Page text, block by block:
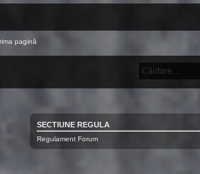
SECTIUNE REGULA
Regulament Forum